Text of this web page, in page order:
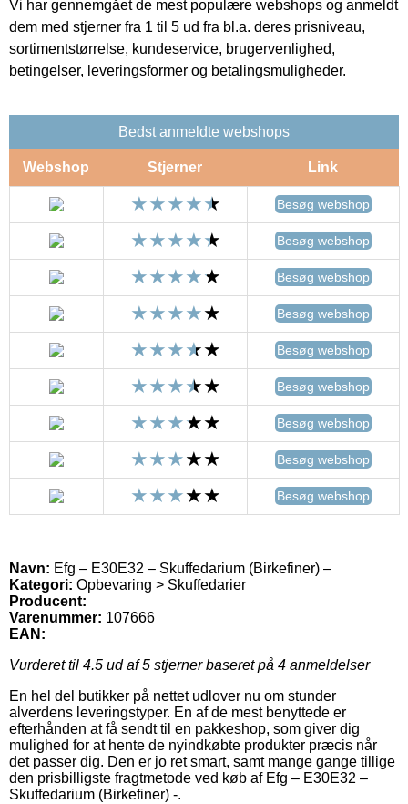
Vi har gennemgået de mest populære webshops og anmeldt
dem med stjerner fra 1 til 5 ud fra bl.a. deres prisniveau,
sortimentstørrelse, kundeservice, brugervenlighed,
betingelser, leveringsformer og betalingsmuligheder.
Bedst anmeldte webshops
Webshop Stjerner Link
Besøg webshop
Besøg webshop
Besøg webshop
Besøg webshop
Besøg webshop
Besøg webshop
Besøg webshop
Besøg webshop
Besøg webshop
Navn: Efg – E30E32 – Skuffedarium (Birkefiner) –
Kategori: Opbevaring > Skuffedarier
Producent:
Varenummer: 107666
EAN:
Vurderet til 4.5 ud af 5 stjerner baseret på 4 anmeldelser
En hel del butikker på nettet udlover nu om stunder
alverdens leveringstyper. En af de mest benyttede er
efterhånden at få sendt til en pakkeshop, som giver dig
mulighed for at hente de nyindkøbte produkter præcis når
det passer dig. Den er jo ret smart, samt mange gange tillige
den prisbilligste fragtmetode ved køb af Efg – E30E32 –
Skuffedarium (Birkefiner) -.